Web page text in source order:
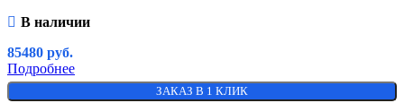
В наличии
85480 руб.
Подробнее
ЗАКАЗ В 1 КЛИК